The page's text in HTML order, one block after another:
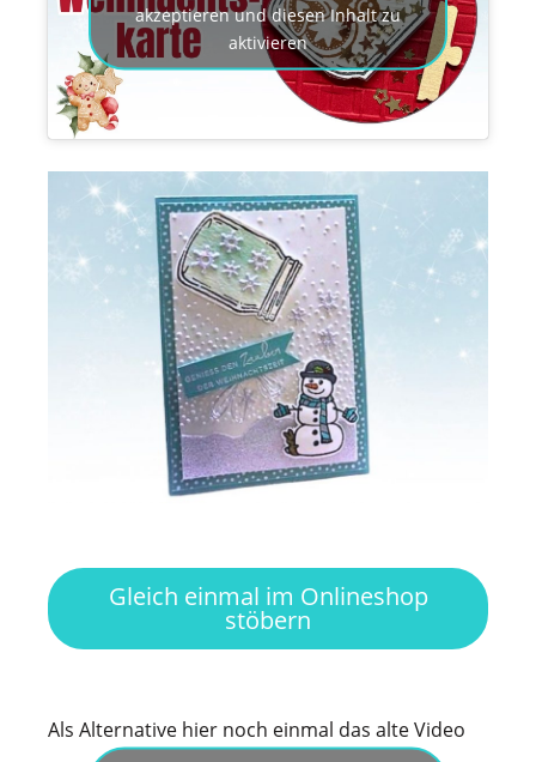
akzeptieren und diesen Inhalt zu
aktivieren
Gleich einmal im Onlineshop
stöbern
Als Alternative hier noch einmal das alte Video